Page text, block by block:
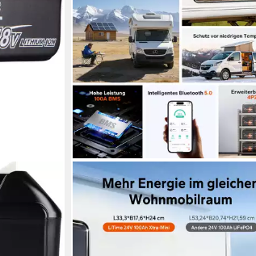
LITIME
24V 100Ah Mini LiFePO4 Batterie
mit Bluetooth Solarakkus (24 V),
wartungsfrei, IP65, geeignet für